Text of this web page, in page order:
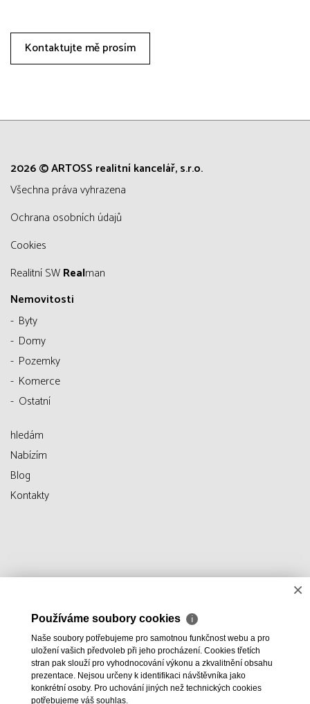
Kontaktujte mě prosím
2026 © ARTOSS realitní kancelář, s.r.o.
všechna práva vyhrazena
Ochrana osobních údajů
Cookies
Realitní SWRealman
Nemovitosti
Byty
Domy
Pozemky
Komerce
Ostatní
hledám
Nabízím
Blog
Kontakty
×
Používáme soubory cookies ℹ
Naše soubory potřebujeme pro samotnou funkčnost webu a pro
uložení vašich předvoleb při jeho procházení. Cookies třetích
stran pak slouží pro vyhodnocování výkonu a zkvalitnění obsahu
prezentace. Nejsou určeny k identifikaci návštěvníka jako
konkrétní osoby. Pro uchování jiných než technických cookies
potřebujeme váš souhlas.